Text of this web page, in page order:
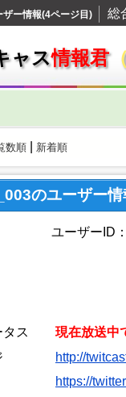
ー情報(4ページ目) 総
ャス情報君
数順| 新着順
のユーザー情
ユーザーID
ス 現在放送中
http://
https://